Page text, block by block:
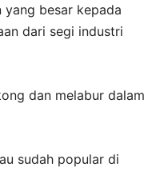
besar kepada
dari segi industri
dan melabur dalam
sudah popular di